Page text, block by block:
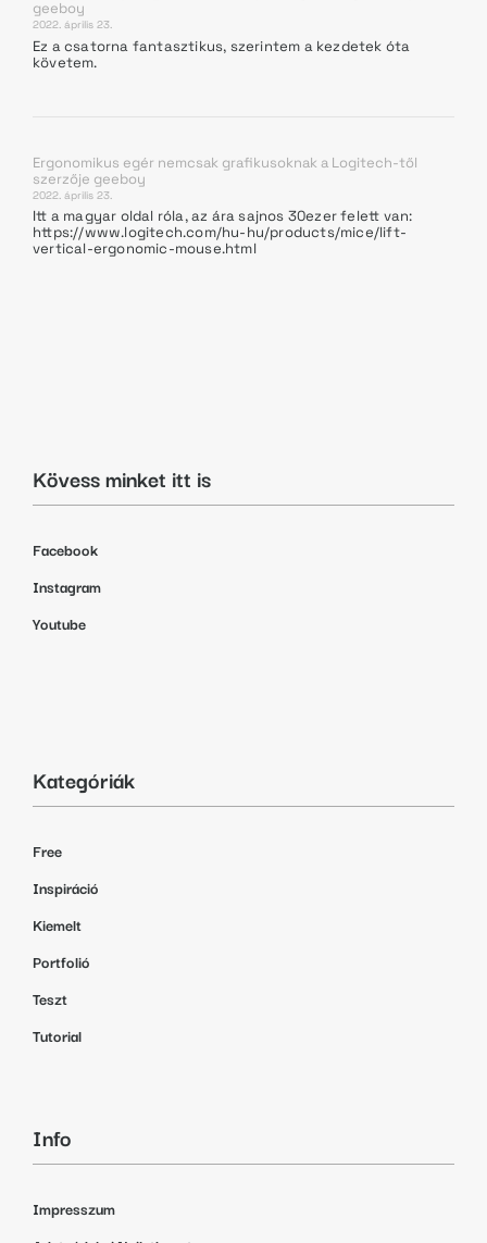
geeboy
2022. április 23.
Ez a csatorna fantasztikus, szerintem a kezdetek óta
követem.
Ergonomikus egér nemcsak grafikusoknak a Logitech-től
szerzője geeboy
2022. április 23.
Itt a magyar oldal róla, az ára sajnos 30ezer felett van:
https://www.logitech.com/hu-hu/products/mice/lift-
vertical-ergonomic-mouse.html
Kövess minket itt is
Facebook
Instagram
Youtube
Kategóriák
Free
Inspiráció
Kiemelt
Portfolió
Teszt
Tutorial
Info
Impresszum